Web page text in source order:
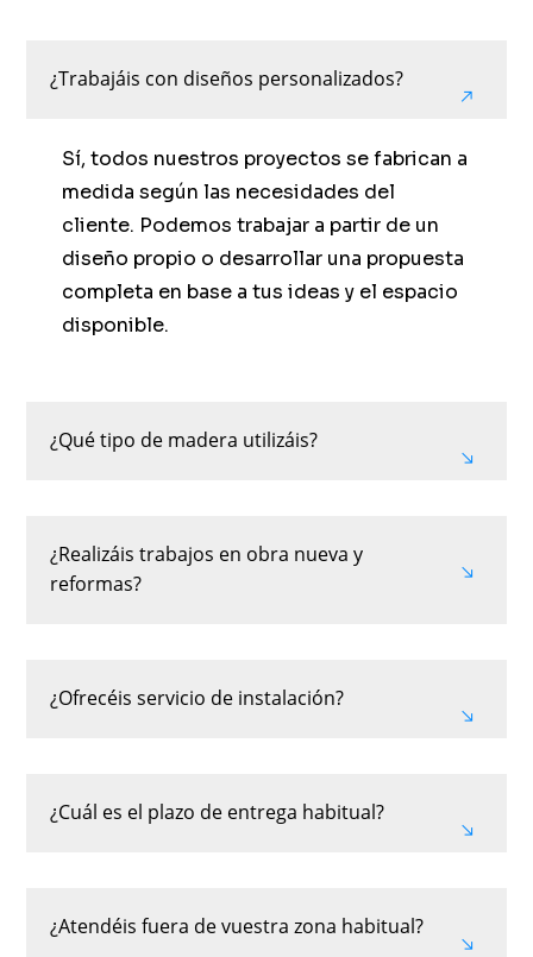
¿Trabajáis con diseños personalizados?
Sí, todos nuestros proyectos se fabrican a
medida según las necesidades del
cliente. Podemos trabajar a partir de un
diseño propio o desarrollar una propuesta
completa en base a tus ideas y el espacio
disponible.
¿Qué tipo de madera utilizáis?
¿Realizáis trabajos en obra nueva y
reformas?
¿Ofrecéis servicio de instalación?
¿Cuál es el plazo de entrega habitual?
¿Atendéis fuera de vuestra zona habitual?